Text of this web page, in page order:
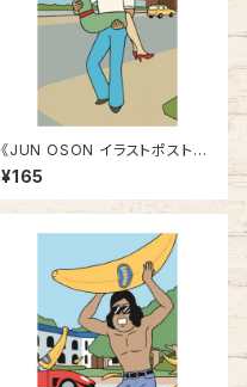
《JUN OSON イラストポストカ
ード》CJ-2／ だっこ
¥165